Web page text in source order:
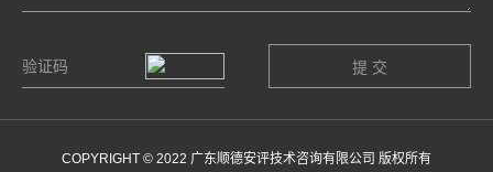
COPYRIGHT © 2022 广东顺德安评技术咨询有限公司 版权所有